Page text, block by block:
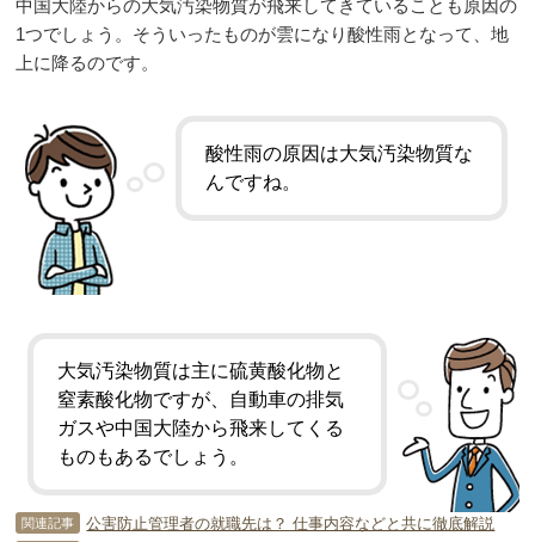
中国大陸からの大気汚染物質が飛来してきていることも原因の
1つでしょう。そういったものが雲になり酸性雨となって、地
上に降るのです。
酸性雨の原因は大気汚染物質な
んですね。
大気汚染物質は主に硫黄酸化物と
窒素酸化物ですが、自動車の排気
ガスや中国大陸から飛来してくる
ものもあるでしょう。
関連記事 公害防止管理者の就職先は？ 仕事内容などと共に徹底解説